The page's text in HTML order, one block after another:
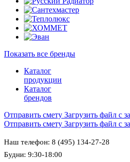
Показать все бренды
Каталог
продукции
Каталог
брендов
Отправить смету Загрузить файл с
Отправить смету Загрузить файл с
Наш телефон: 8 (495) 134-27-28
Будни: 9:30-18:00